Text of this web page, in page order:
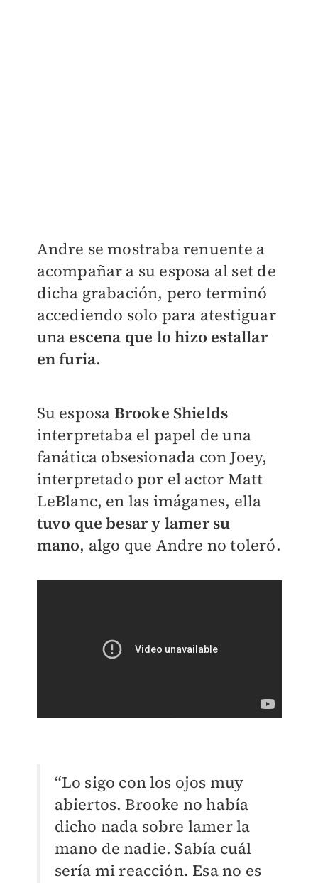
Andre se mostraba renuente a
acompañar a su esposa al set de
dicha grabación, pero terminó
accediendo solo para atestiguar
una escena que lo hizo estallar
en furia.
Su esposa Brooke Shields
interpretaba el papel de una
fanática obsesionada con Joey,
interpretado por el actor Matt
LeBlanc, en las imáganes, ella
tuvo que besar y lamer su
mano, algo que Andre no toleró.
“Lo sigo con los ojos muy
abiertos. Brooke no había
dicho nada sobre lamer la
mano de nadie. Sabía cuál
sería mi reacción. Esa no es